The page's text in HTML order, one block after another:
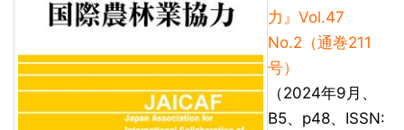
力』Vol.47
No.2（通巻211
号）
（2024年9月、
B5、p48、ISSN: